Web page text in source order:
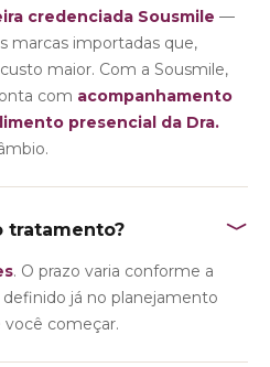
credenciada Sousmile —
marcas importadas que,
maior. Com a Sousmile,
com acompanhamento
presencial da Dra.
tratamento? ﹀
. O prazo varia conforme a
já no planejamento
começar.